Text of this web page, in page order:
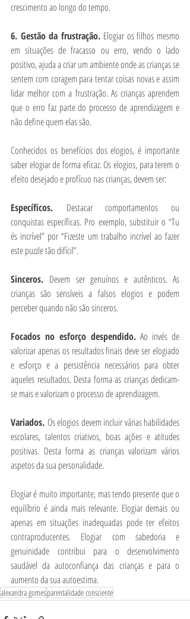
crescimento ao longo do tempo.
6. Gestão da frustração. Elogiar os filhos mesmo
em situações de fracasso ou erro, vendo o lado
positivo, ajuda a criar um ambiente onde as crianças se
sentem com coragem para tentar coisas novas e assim
lidar melhor com a frustração. As crianças aprendem
que o erro faz parte do processo de aprendizagem e
não define quem elas são.
Conhecidos os benefícios dos elogios, é importante
saber elogiar de forma eficaz. Os elogios, para terem o
efeito desejado e profícuo nas crianças, devem ser:
Específicos. Destacar comportamentos ou
conquistas específicas. Pro exemplo, substituir o “Tu
és incrível” por “Fizeste um trabalho incrível ao fazer
este puzzle tão difícil”.
Sinceros. Devem ser genuínos e autênticos. As
crianças são sensíveis a falsos elogios e podem
perceber quando não são sinceros.
Focados no esforço despendido. Ao invés de
valorizar apenas os resultados finais deve ser elogiado
e esforço e a persistência necessários para obter
aqueles resultados. Desta forma as crianças dedicam-
se mais e valorizam o processo de aprendizagem.
Variados. Os elogios devem incluir várias habilidades
escolares, talentos criativos, boas ações e atitudes
positivas. Desta forma as crianças valorizam vários
aspetos da sua personalidade.
Elogiar é muito importante, mas tendo presente que o
equilíbrio é ainda mais relevante. Elogiar demais ou
apenas em situações inadequadas pode ter efeitos
contraproducentes. Elogiar com sabedoria e
genuinidade contribui para o desenvolvimento
saudável da autoconfiança das crianças e para o
aumento da sua autoestima.
alexandra gomesparentalidade consciente